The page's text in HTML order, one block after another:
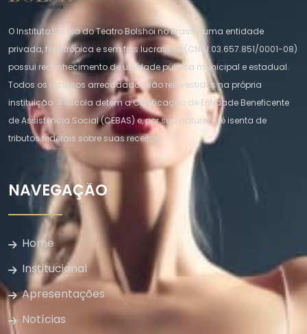
O Instituto Escola do Teatro Bolshoi no Brasil é uma entidade
privada, filantrópica e sem fins lucrativos (CNPJ 03.657.851/0001-08)
possui reconhecimento de utilidade pública municipal e estadual.
Todos os recursos arrecadados são reinvestidos na própria
instituição. A escola detém a Certificação de Entidade Beneficente
de Assistência Social (CEBAS) e, por sua natureza, é isenta de
tributos federais sobre suas receitas.
NAVEGAÇÃO
Home
Institucional
Apresentações
Notícias